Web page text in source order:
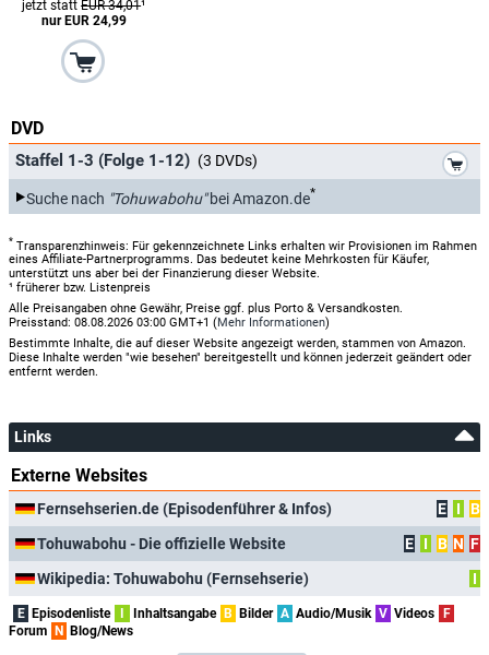
jetzt stattEUR 34,01¹
nur EUR 24,99
DVD
Staffel 1-3 (Folge 1-12) (3 DVDs)
Suche nach "Tohuwabohu"bei Amazon.de*
* Transparenzhinweis: Für gekennzeichnete Links erhalten wir Provisionen im Rahmen
eines Affiliate-Partnerprogramms. Das bedeutet keine Mehrkosten für Käufer,
unterstützt uns aber bei der Finanzierung dieser Website.
¹ früherer bzw. Listenpreis
Alle Preisangaben ohne Gewähr, Preise ggf. plus Porto & Versandkosten.
Preisstand: 08.08.2026 03:00 GMT+1 (Mehr Informationen)
Bestimmte Inhalte, die auf dieser Website angezeigt werden, stammen von Amazon.
Diese Inhalte werden "wie besehen" bereitgestellt und können jederzeit geändert oder
entfernt werden.
Links
Externe Websites
Fernsehserien.de (Episodenführer & Infos) E I
B
Tohuwabohu - Die offizielle Website
E I B N F
Wikipedia: Tohuwabohu (Fernsehserie)
I
E Episodenliste Inhaltsangabe B Bilder A Audio/Musik V Videos
F
Forum
N Blog/News